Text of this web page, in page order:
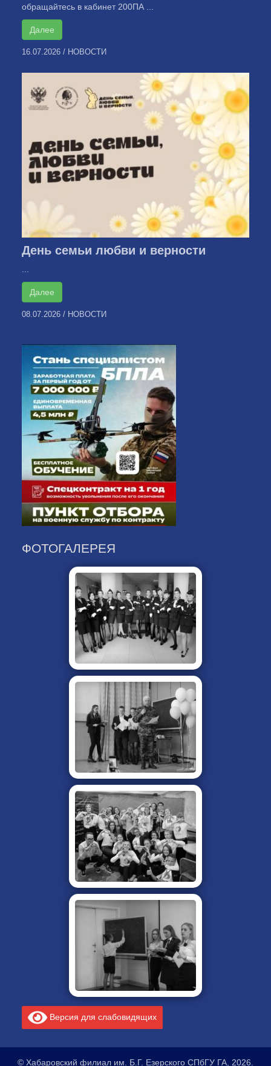
обращайтесь в кабинет 200ПА ...
Далее
16.07.2026 / НОВОСТИ
День семьи любви и верности
Далее
08.07.2026 / НОВОСТИ
ФОТОГАЛЕРЕЯ
Версия для слабовидящих
© Хабаровский филиал им. Б.Г. Езерского СПбГУ ГА, 2026.